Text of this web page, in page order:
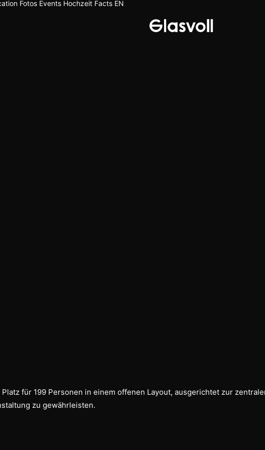
Fotos Events Hochzeit Facts EN
für 199 Personen in einem offenen Layout, ausgerichtet zur
zu gewährleisten.